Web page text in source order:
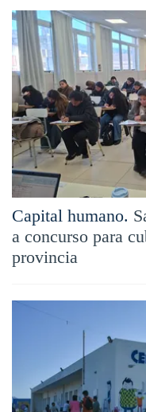
Capital humano.
a concurso para
provincia